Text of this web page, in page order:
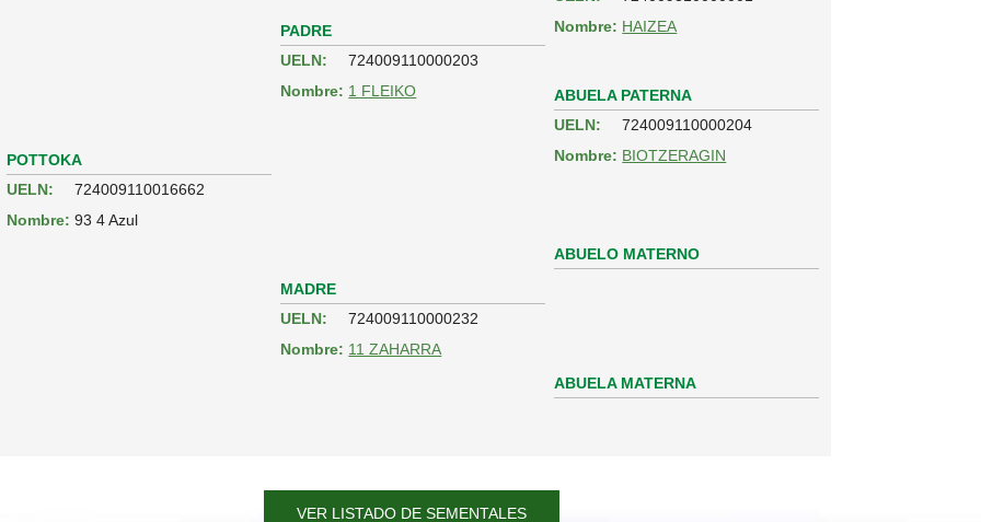
POTTOKA
UELN:
724009110016662
Nombre: 93 4 Azul
PADRE
UELN:
724009110000203
Nombre: 1 FLEIKO
Nombre: HAIZEA
ABUELA PATERNA
UELN:
724009110000204
Nombre: BIOTZERAGIN
MADRE
UELN:
724009110000232
Nombre: 11 ZAHARRA
ABUELO MATERNO
ABUELA MATERNA
VER LISTADO DE SEMENTALES